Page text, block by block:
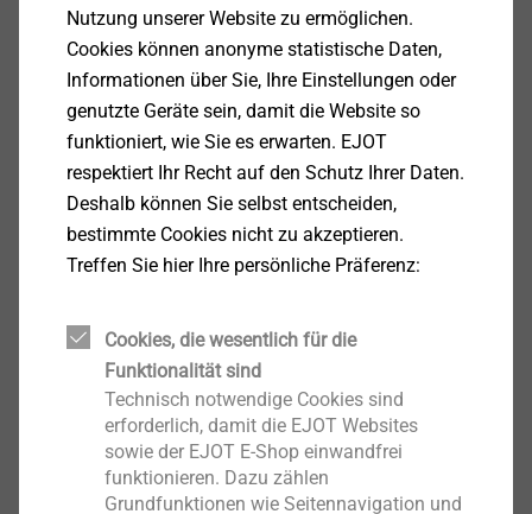
Erneuerbare Energien, Klima,
Heizung
Anzeigen
Garten, Land- und
Forstwirtschaft
Anzeigen
Haushaltsgeräte
Anzeigen
Nutzung unserer Website zu ermöglichen.
Cookies können anonyme statistische Daten,
Informationen über Sie, Ihre Einstellungen oder
genutzte Geräte sein, damit die Website so
funktioniert, wie Sie es erwarten. EJOT
respektiert Ihr Recht auf den Schutz Ihrer Daten.
Deshalb können Sie selbst entscheiden,
bestimmte Cookies nicht zu akzeptieren.
Treffen Sie hier Ihre persönliche Präferenz:
Cookies, die wesentlich für die
Funktionalität sind
Technisch notwendige Cookies sind
erforderlich, damit die EJOT Websites
sowie der EJOT E-Shop einwandfrei
funktionieren. Dazu zählen
Grundfunktionen wie Seitennavigation und